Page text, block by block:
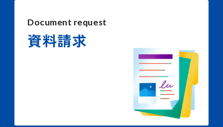
Document request
資料請求